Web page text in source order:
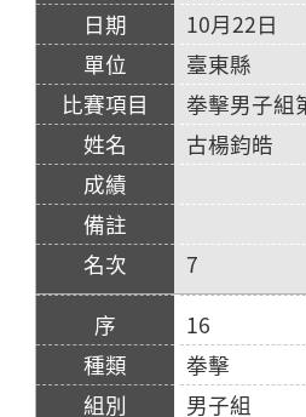
10月22日
臺東縣
拳擊男子組
古楊鈞皓
7
16
拳擊
男子組